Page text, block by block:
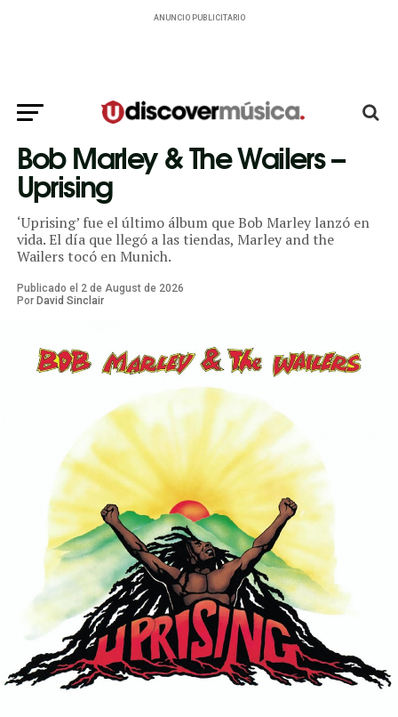
ANUNCIO PUBLICITARIO
Bob Marley & The Wailers –
Uprising
‘Uprising’ fue el último álbum que Bob Marley lanzó en
vida. El día que llegó a las tiendas, Marley and the
Wailers tocó en Munich.
Publicado el 2 de August de 2026
Por David Sinclair